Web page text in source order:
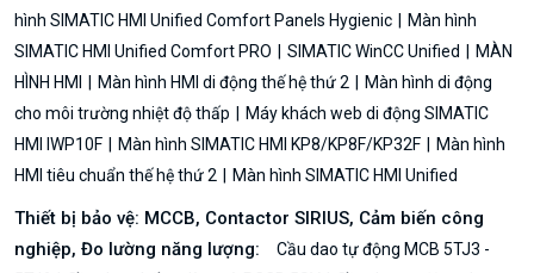
hình SIMATIC HMI Unified Comfort Panels Hygienic
Màn hình
SIMATIC HMI Unified Comfort PRO
SIMATIC WinCC Unified
MÀN
HÌNH HMI
Màn hình HMI di động thế hệ thứ 2
Màn hình di động
cho môi trường nhiệt độ thấp
Máy khách web di động SIMATIC
HMI IWP10F
Màn hình SIMATIC HMI KP8/KP8F/KP32F
Màn hình
HMI tiêu chuẩn thế hệ thứ 2
Màn hình SIMATIC HMI Unified
Thiết bị bảo vệ: MCCB, Contactor SIRIUS, Cảm biến công
nghiệp, Đo lường năng lượng:
Cầu dao tự động MCB 5TJ3 -